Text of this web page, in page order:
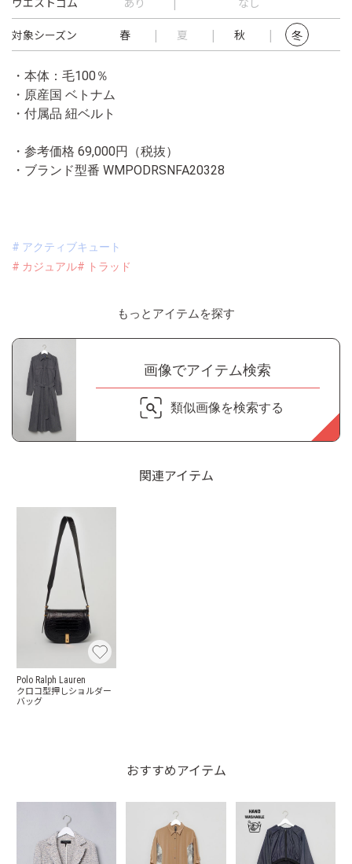
対象シーズン 春 夏 秋 冬
・本体：毛100％
・原産国 ベトナム
・付属品 紐ベルト
・参考価格 69,000円（税抜）
・ブランド型番 WMPODRSNFA20328
# アクティブキュート
# カジュアル# トラッド
もっとアイテムを探す
画像でアイテム検索
類似画像を検索する
関連アイテム
Polo Ralph Lauren
クロコ型押しショルダー
バッグ
おすすめアイテム